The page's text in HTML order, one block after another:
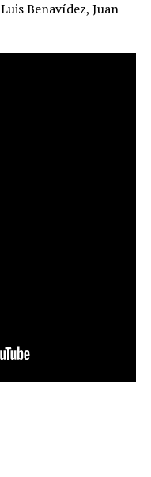
Benavídez, Juan